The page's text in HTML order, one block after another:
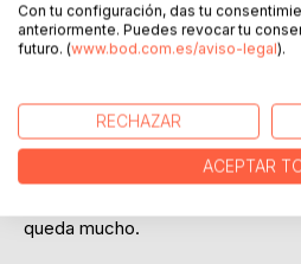
Un viaje humorístico a través de
dosis de ironía y una pizca de
Ya sea filosofía, historia o
propias creencias. Si se les
queda mucho.
Con tu configuración, das tu
anteriormente. Puedes revocar tu
futuro. (www.bod.com.es/aviso-legal).
RECHAZAR
ACEPTAR